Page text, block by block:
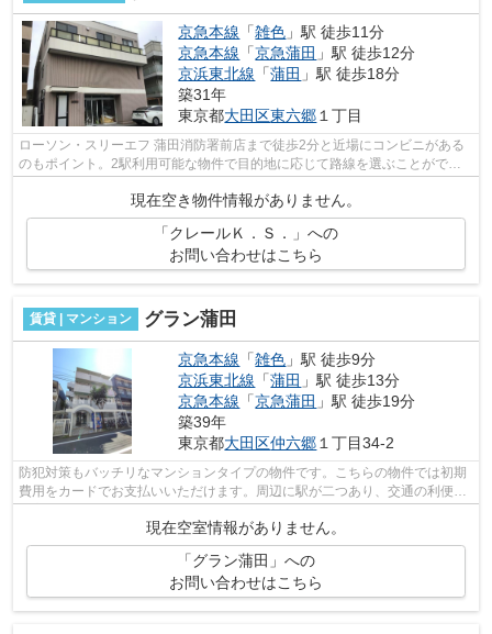
京急本線 「雑色 」駅 徒歩11分
京急本線 「京急蒲田 」駅 徒歩12分
京浜東北線 「蒲田 」駅 徒歩18分
築31年
東京都大田区東六郷 １丁目
ローソン・スリーエフ 蒲田消防署前店まで徒歩2分と近場にコンビニがある
のもポイント。2駅利用可能な物件で目的地に応じて路線を選ぶことができ
現在空き物件情報がありません。
「クレールＫ．Ｓ．」への
お問い合わせはこちら
賃貸 | マンション グラン蒲田
京急本線 「雑色 」駅 徒歩9分
京浜東北線 「蒲田 」駅 徒歩13分
京急本線 「京急蒲田 」駅 徒歩19分
築39年
東京都大田区仲六郷 １丁目34-2
防犯対策もバッチリなマンションタイプの物件です。こちらの物件では初期
費用をカードでお支払いいただけます。周辺に駅が二つあり、交通の利便性
現在空室情報がありません。
「グラン蒲田」への
お問い合わせはこちら